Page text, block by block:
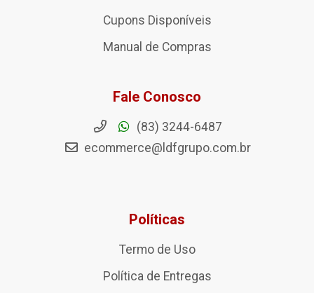
Cupons Disponíveis
Manual de Compras
Fale Conosco
(83) 3244-6487
ecommerce@ldfgrupo.com.br
Políticas
Termo de Uso
Política de Entregas